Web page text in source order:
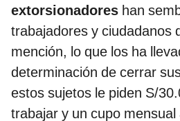
extorsionadores han
trabajadores y ciudadanos
mención, lo que los ha
determinación de cerrar
estos sujetos le piden S/
trabajar y un cupo mensual